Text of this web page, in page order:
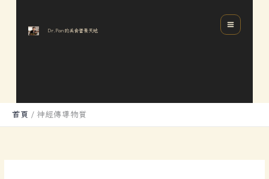
Dr.Pan的美食營養天地
MENU
首頁 神經傳導物質